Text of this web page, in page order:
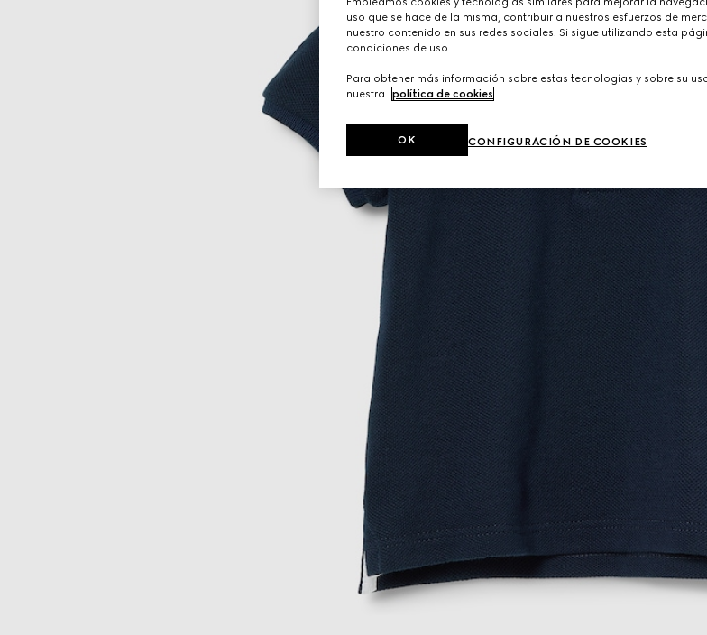
uso que se hace de la misma, contribuir a nuestros esfuerzos de
nuestro contenido en sus redes sociales. Si sigue utilizando esta
condiciones de uso.
Para obtener más información sobre estas tecnologías y sobre su
nuestra
política de cookies
CONFIGURACIÓN DE COOKIES
OK